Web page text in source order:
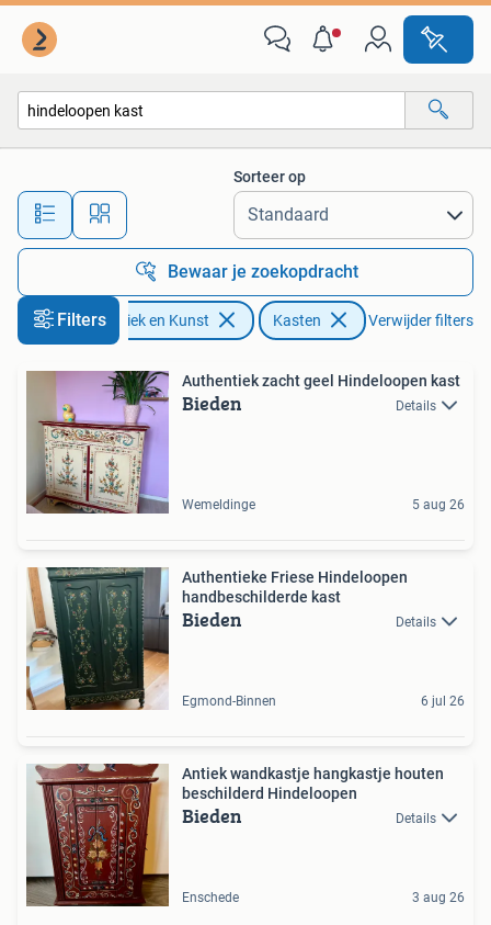
Alle afstanden…
Sorteer op
Bewaar je zoekopdracht
FiltersAntiek en Kunst Kasten Verwijder filters
Authentiek zacht geel Hindeloopen kast
Bieden Details
Wemeldinge 5 aug 26
Authentieke Friese Hindeloopen
handbeschilderde kast
Bieden Details
Egmond-Binnen 6 jul 26
Antiek wandkastje hangkastje houten
beschilderd Hindeloopen
Bieden Details
Enschede 3 aug 26